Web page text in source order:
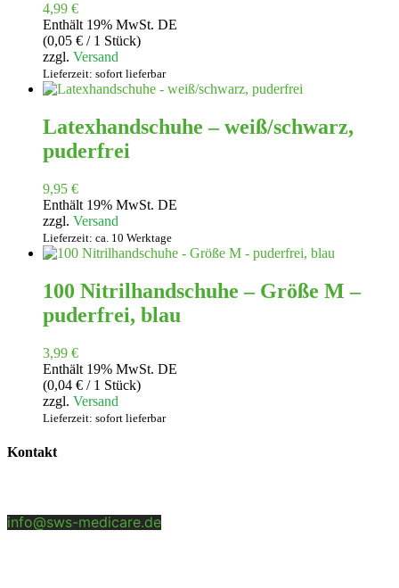
4,99 €
Enthält 19% MwSt. DE
(0,05 € / 1 Stück)
zzgl. Versand
Lieferzeit: sofort lieferbar
Latexhandschuhe – weiß/schwarz,
puderfrei
9,95 €
Enthält 19% MwSt. DE
zzgl. Versand
Lieferzeit: ca. 10 Werktage
100 Nitrilhandschuhe – Größe M –
puderfrei, blau
3,99 €
Enthält 19% MwSt. DE
(0,04 € / 1 Stück)
zzgl. Versand
Lieferzeit: sofort lieferbar
Kontakt
info@sws-medicare.de